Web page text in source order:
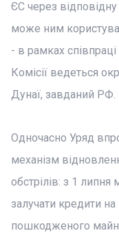
ЄС через
може ним
- в рамках
Комісії ведеться
Дунаї, завданий РФ.
Одночасно Уряд
механізм
обстрілів: з 1
залучати кредити
пошкодженого